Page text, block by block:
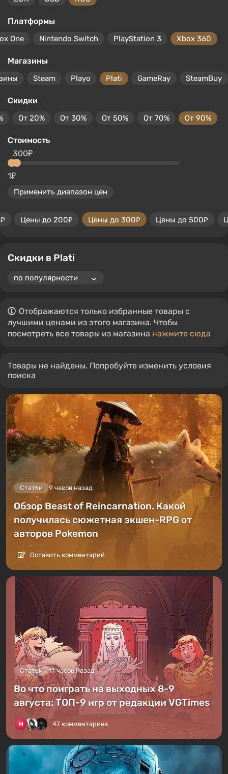
Платформы
One Nintendo Switch PlayStation 3 Xbox 360
Магазины
Steam Playo Plati GameRay SteamBuy
Скидки
От 20% От 30% От 50% От 70% От 90%
Стоимость
1₽
300₽
Применить диапазон цен
Цены до 200₽ Цены до 300₽ Цены до 500₽
Скидки в Plati
Отображаются только избранные товары с
лучшими ценами из этого магазина. Чтобы
посмотреть все товары из магазина нажмите сюда
Товары не найдены. Попробуйте изменить условия
поиска
Статьи 9 часов назад
Обзор Beast of Reincarnation. Какой
получилась сюжетная экшен-RPG от
авторов Pokemon
Оставить комментарий
Статьи 11 часов назад
Во что поиграть на выходных 8-9
августа: ТОП-9 игр от редакции VGTimes
47 комментариев